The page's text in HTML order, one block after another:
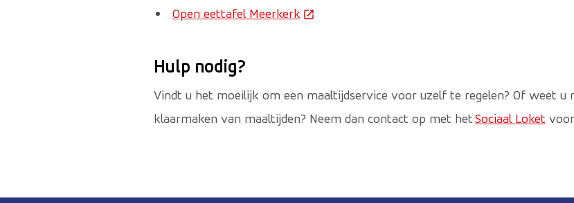
Open eettafel Meerkerk (Deze link gaat naar een externe website)
Hulp nodig?
Vindt u het moeilijk om een maaltijdservice voor uzelf te regelen? Of weet
klaarmaken van maaltijden? Neem dan contact op met hetSociaal Loket